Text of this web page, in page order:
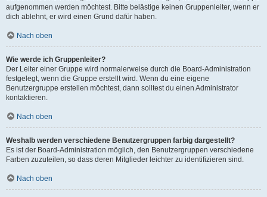
aufgenommen werden möchtest. Bitte belästige keinen Gruppenleiter, wenn er
dich ablehnt, er wird einen Grund dafür haben.
Nach oben
Wie werde ich Gruppenleiter?
Der Leiter einer Gruppe wird normalerweise durch die Board-Administration
festgelegt, wenn die Gruppe erstellt wird. Wenn du eine eigene
Benutzergruppe erstellen möchtest, dann solltest du einen Administrator
kontaktieren.
Nach oben
Weshalb werden verschiedene Benutzergruppen farbig dargestellt?
Es ist der Board-Administration möglich, den Benutzergruppen verschiedene
Farben zuzuteilen, so dass deren Mitglieder leichter zu identifizieren sind.
Nach oben